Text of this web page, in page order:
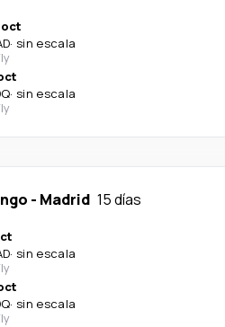
oct
· sin escala
· sin escala
- Madrid 15 días
· sin escala
· sin escala